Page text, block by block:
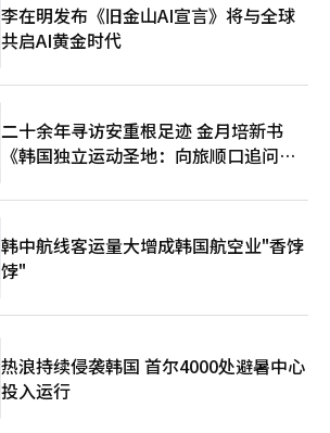
李在明发布《旧金山AI宣言》将与全球
共启AI黄金时代
二十余年寻访安重根足迹 金月培新书
《韩国独立运动圣地：向旅顺口追问历
韩中航线客运量大增成韩国航空业"香饽
饽"
热浪持续侵袭韩国 首尔4000处避暑中心
投入运行